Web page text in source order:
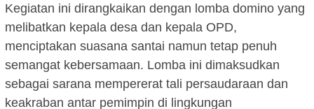
Kegiatan ini dirangkaikan dengan lomba domino yang
melibatkan kepala desa dan kepala OPD,
menciptakan suasana santai namun tetap penuh
semangat kebersamaan. Lomba ini dimaksudkan
sebagai sarana mempererat tali persaudaraan dan
keakraban antar pemimpin di lingkungan